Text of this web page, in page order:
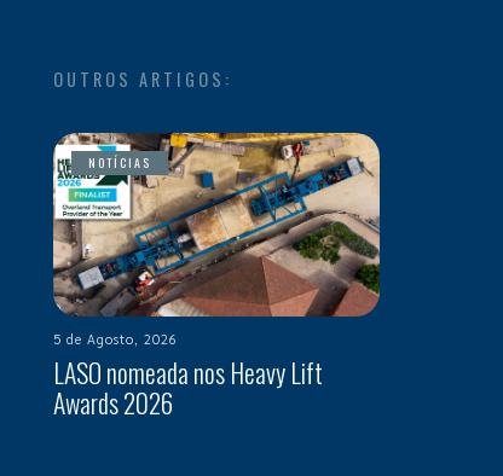
OUTROS ARTIGOS:
NOTÍCIAS
5 de Agosto, 2026
LASO nomeada nos Heavy Lift
Awards 2026